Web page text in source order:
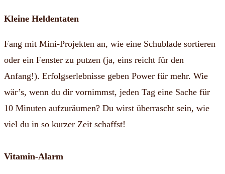
Kleine Heldentaten
Fang mit Mini-Projekten an, wie eine Schublade sortieren
oder ein Fenster zu putzen (ja, eins reicht für den
Anfang!). Erfolgserlebnisse geben Power für mehr. Wie
wär’s, wenn du dir vornimmst, jeden Tag eine Sache für
10 Minuten aufzuräumen? Du wirst überrascht sein, wie
viel du in so kurzer Zeit schaffst!
Vitamin-Alarm